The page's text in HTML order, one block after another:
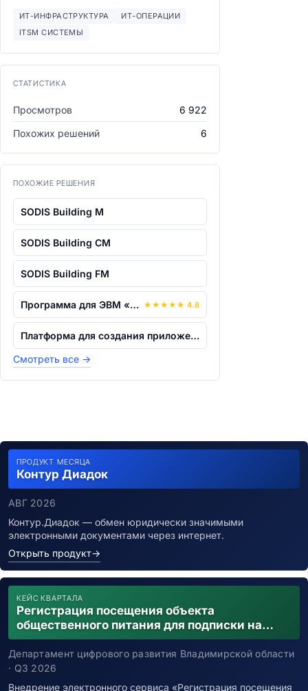
ИТ-ИНФРАСТРУКТУРА
ИТ-ОПЕРАЦИИ
ITSM СИСТЕМЫ
СТАТИСТИКА
Просмотров
6 922
Похожих решений
6
ПОХОЖИЕ РЕШЕНИЯ
SODIS Building M
SODIS Building CM
SODIS Building FM
Программа для ЭВМ «СК11.Transmission N... ★ ★ ★ ★ ★ 4.8
Платформа для создания приложений 3D-в...
Смотреть все →
ПРОДУКТ МЕСЯЦА
Контур Диадок
АВГ 2026
Контур.Диадок — обмен юридически значимыми
электронными документами через интернет.
Открыть продукт→
КЕЙС КВАРТАЛА
Регистрация посещения объекта
общественного питания для подписки на
уведомления о возможном контакте с
заболевшим новой коронавирусной
инфекцией
Департамент цифрового развития Владимирской области
· Q3 2026
Внедрение электронного сервиса «Регистрация посещения